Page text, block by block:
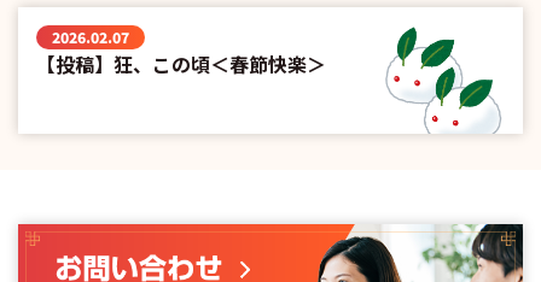
2026.02.07
【投稿】狂、この頃＜春節快楽＞